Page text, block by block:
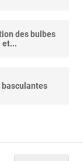
des bulbes
et...
basculantes